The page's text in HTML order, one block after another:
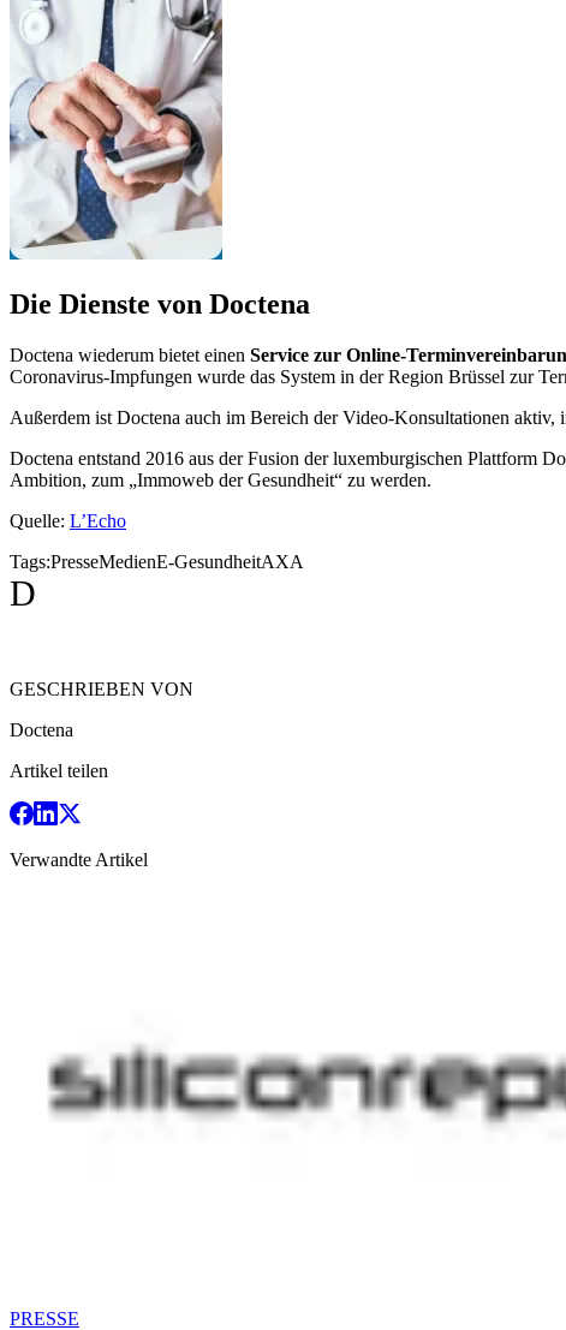
Die Dienste von Doctena
Doctena wiederum bietet einen Service zur Online-
Coronavirus-Impfungen wurde das System in der Region Brüssel zur
Außerdem ist Doctena auch im Bereich der Video-Konsultationen aktiv,
Doctena entstand 2016 aus der Fusion der luxemburgischen Plattform
Ambition, zum „Immoweb der Gesundheit“ zu werden.
Quelle: L’Echo
Tags:PresseMedienE-GesundheitAXA
D
GESCHRIEBEN VON
Doctena
Artikel teilen
Verwandte Artikel
PRESSE